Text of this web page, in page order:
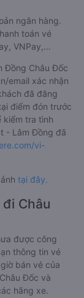
ngân hàng.
toán vé
VNPay,…
Đồng Châu Đốc
email xác nhận
đã đăng
điểm đón trước
kiểm tra tình
- Lâm Đồng đã
vi-
tại đây.
Châu
được công
thông tin vé
bán vé của
Đốc và
hãng xe.